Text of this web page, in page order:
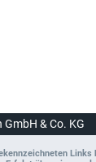
& Co. KG
Links